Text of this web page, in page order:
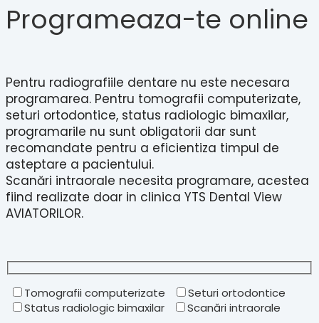
Programeaza-te online
Pentru radiografiile dentare nu este necesara
programarea. Pentru tomografii computerizate,
seturi ortodontice, status radiologic bimaxilar,
programarile nu sunt obligatorii dar sunt
recomandate pentru a eficientiza timpul de
asteptare a pacientului.
Scanări intraorale necesita programare, acestea
fiind realizate doar in clinica YTS Dental View
AVIATORILOR.
Tomografii computerizate
Seturi ortodontice
Status radiologic bimaxilar
Scanări intraorale